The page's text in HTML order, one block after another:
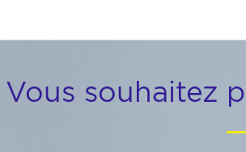
Vous souhaitez